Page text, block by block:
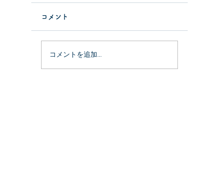
カネノナルキのその後5
コメント
コメントを追加…